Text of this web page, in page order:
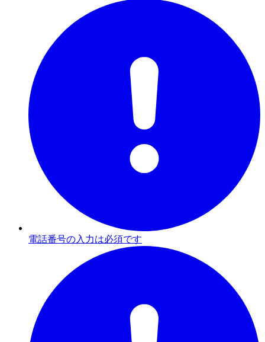
電話番号の入力は必須です